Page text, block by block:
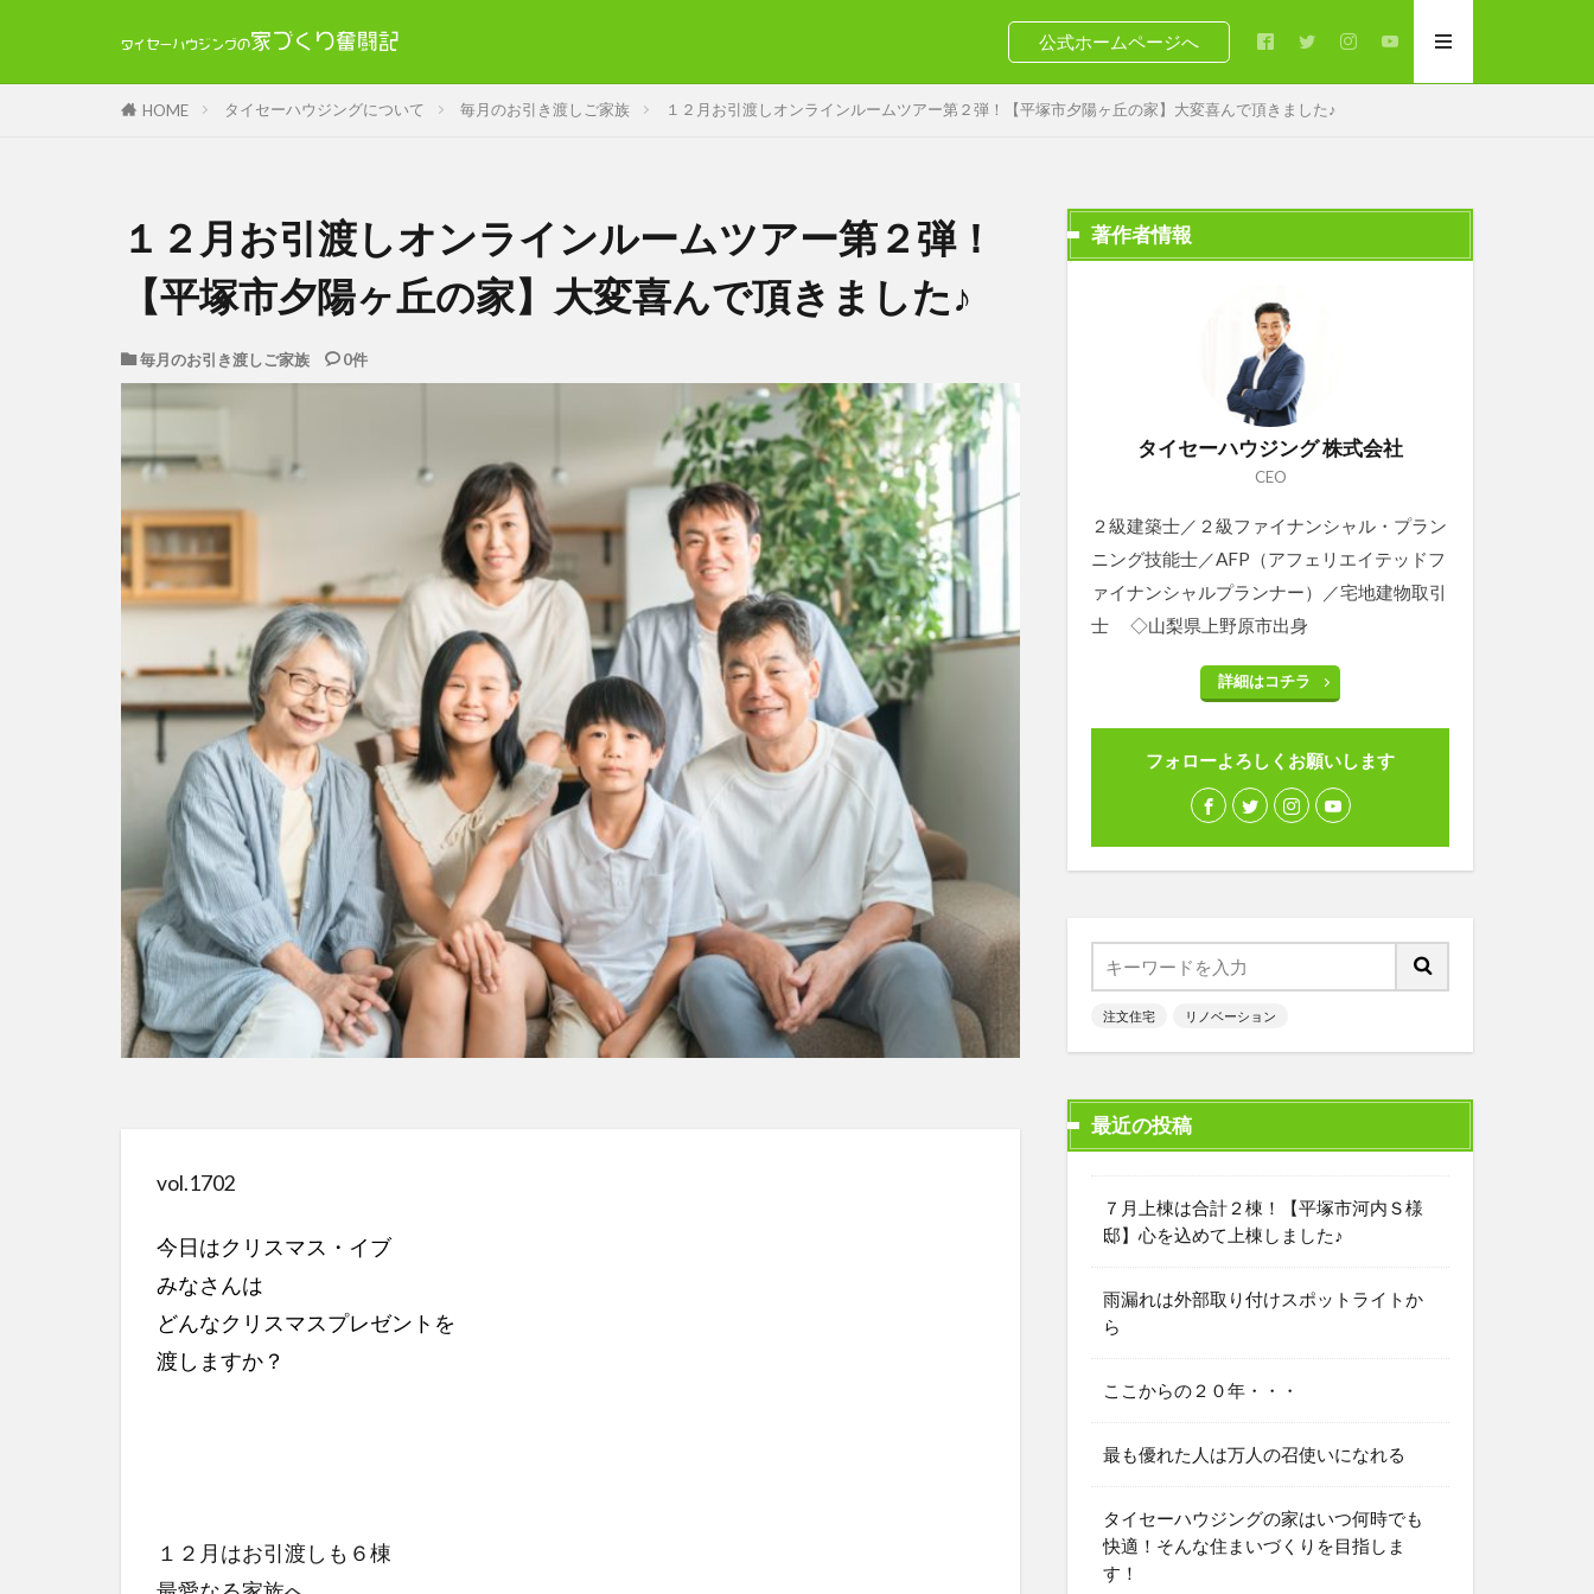
公式ホームページへ
HOME タイセーハウジングについて 毎月のお引き渡しご家族 １２月お引渡しオンラインルームツアー第２弾！【平塚市夕陽ヶ丘の家】大変喜んで頂きました♪
１２月お引渡しオンラインルームツアー第２弾！
【平塚市夕陽ヶ丘の家】大変喜んで頂きました♪
毎月のお引き渡しご家族 0件
vol.1702
今日はクリスマス・イブ
みなさんは
どんなクリスマスプレゼントを
渡しますか？
１２月はお引渡しも６棟
著作者情報
タイセーハウジング 株式会社
CEO
２級建築士／２級ファイナンシャル・プラン
ニング技能士／AFP（アフェリエイテッドフ
ァイナンシャルプランナー）／宅地建物取引
士 ◇山梨県上野原市出身
詳細はコチラ
フォローよろしくお願いします
注文住宅 リノベーション
最近の投稿
７月上棟は合計２棟！【平塚市河内Ｓ様
邸】心を込めて上棟しました♪
雨漏れは外部取り付けスポットライトか
ら
ここからの２０年・・・
最も優れた人は万人の召使いになれる
タイセーハウジングの家はいつ何時でも
快適！そんな住まいづくりを目指しま
す！